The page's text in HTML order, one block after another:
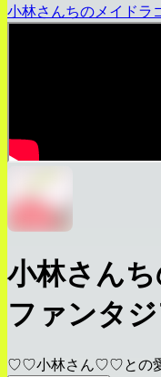
小林さんちのメイドラ
小林さん
ファンタ
♡♡小林さん♡♡との